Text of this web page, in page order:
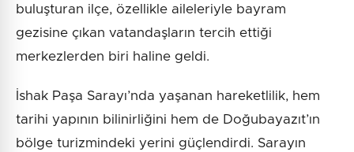
buluşturan ilçe, özellikle aileleriyle bayram
gezisine çıkan vatandaşların tercih ettiği
merkezlerden biri haline geldi.
İshak Paşa Sarayı’nda yaşanan hareketlilik, hem
tarihi yapının bilinirliğini hem de Doğubayazıt’ın
bölge turizmindeki yerini güçlendirdi. Sarayın